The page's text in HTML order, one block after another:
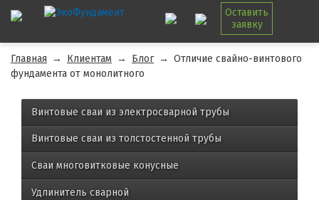
Оставить
заявку
Главная → Клиентам → Блог → Отличие свайно-винтового
фундамента от монолитного
Винтовые сваи из электросварной трубы
Винтовые сваи из толстостенной трубы
Сваи многовитковые конусные
Удлинитель сварной